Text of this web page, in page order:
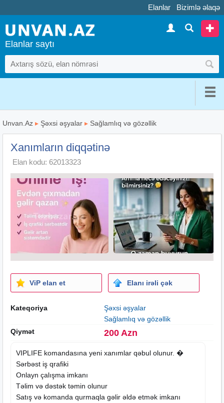
Elanlar Bizimlə əlaqə
Elanlar saytı
Unvan.Az ▸ Şəxsi əşyalar ▸ Sağlamlıq və gözəllik
Xanımların diqqətinə
Elan kodu: 62013323
ViP elan et Elanı irəli çək
Kateqoriya
Şəxsi əşyalar
Sağlamlıq və gözəllik
Qiymət
200 Azn
VIPLIFE komandasına yeni xanımlar qəbul olunur. �
Sərbəst iş qrafiki
Onlayn çalışma imkanı
Təlim və dəstək təmin olunur
Satış və komanda qurmaqla gəlir əldə etmək imkanı